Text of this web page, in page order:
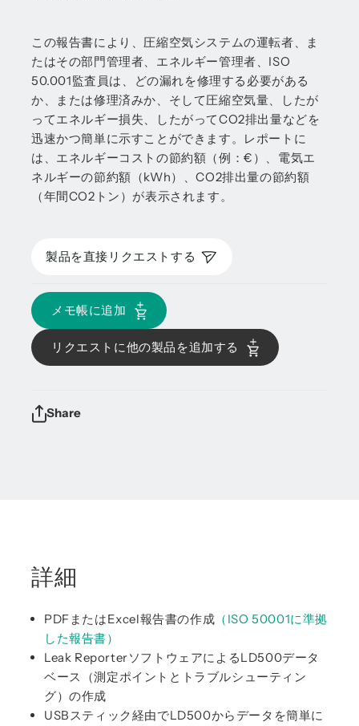
この報告書により、圧縮空気システムの運転者、ま
たはその部門管理者、エネルギー管理者、ISO
50.001監査員は、どの漏れを修理する必要がある
か、または修理済みか、そして圧縮空気量、したが
ってエネルギー損失、したがってCO2排出量などを
迅速かつ簡単に示すことができます。レポートに
は、エネルギーコストの節約額（例：€）、電気エ
ネルギーの節約額（kWh）、CO2排出量の節約額
（年間CO2トン）が表示されます。
製品を直接リクエストする
メモ帳に追加
リクエストに他の製品を追加する
Share
詳細
PDFまたはExcel報告書の作成 （ISO 50001に準拠
した報告書）
Leak ReporterソフトウェアによるLD500データ
ベース（測定ポイントとトラブルシューティン
グ）の作成
USBスティック経由でLD500からデータを簡単に